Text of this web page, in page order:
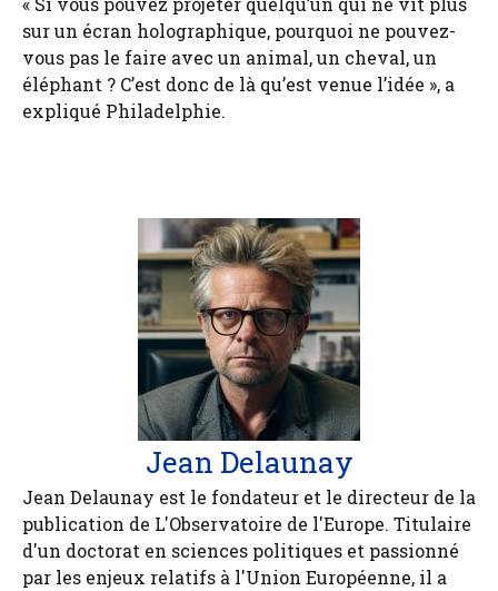
sur un écran holographique, pourquoi ne pouvez-
vous pas le faire avec un animal, un cheval, un
éléphant ? C’est donc de là qu’est venue l’idée », a
expliqué Philadelphie.
Jean Delaunay
Jean Delaunay est le fondateur et le directeur de la
publication de L'Observatoire de l'Europe. Titulaire
d'un doctorat en sciences politiques et passionné
par les enjeux relatifs à l'Union Européenne, il a